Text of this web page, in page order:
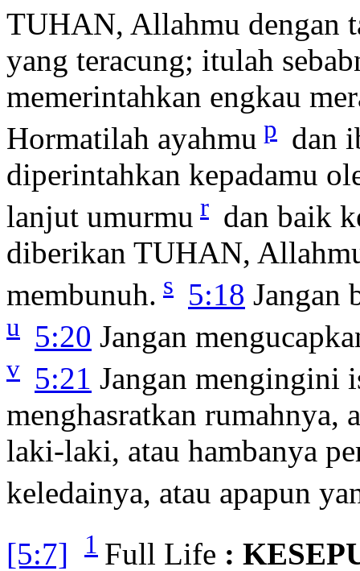
TUHAN, Allahmu dengan
yang teracung; itulah
memerintahkan engkau
Hormatilah ayahmu p dan
diperintahkan kepadamu
lanjut umurmu r dan baik
diberikan TUHAN,
membunuh. s 5:18 Jangan
u 5:20 Jangan
v 5:21 Jangan mengingini
menghasratkan rumahnya,
laki-laki, atau hambanya
keledainya, atau apapun
[5:7]
1 Full Life :